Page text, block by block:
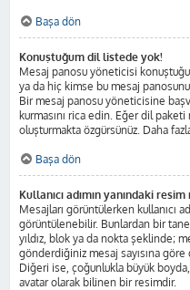
Başa dön
Konuştuğum dil listede yok!
Mesaj panosu yöneticisi
ya da hiç kimse bu mesaj
Bir mesaj panosu yöneticisine
kurmasını rica edin. Eğer dil
oluşturmakta özgürsünüz. Daha
Başa dön
Kullanıcı adımın yanındaki resim
Mesajları görüntülerken kullanıcı
görüntülenebilir. Bunlardan bir
yıldız, blok ya da nokta şeklinde;
gönderdiğiniz mesaj sayısına
Diğeri ise, çoğunlukla büyük
avatar olarak bilinen bir resimdir.